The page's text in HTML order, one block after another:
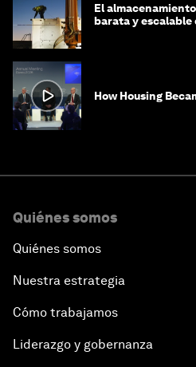
El
barata y escalable
How Housing
Quiénes somos
Quiénes somos
Nuestra estrategia
Cómo trabajamos
Liderazgo y gobernanza